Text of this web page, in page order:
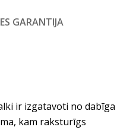
GARANTIJA
ir izgatavoti no dabīga
kam raksturīgs